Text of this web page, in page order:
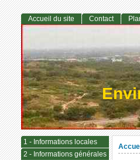
Accueil du site Contact
1 - Informations locales
2 - Informations générales